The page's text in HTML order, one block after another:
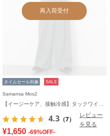
再入荷受付
タイムセール対象 SALE
Samansa Mos2
4.3 （7）
レビュー
を見る
¥1,650 -69%OFF-